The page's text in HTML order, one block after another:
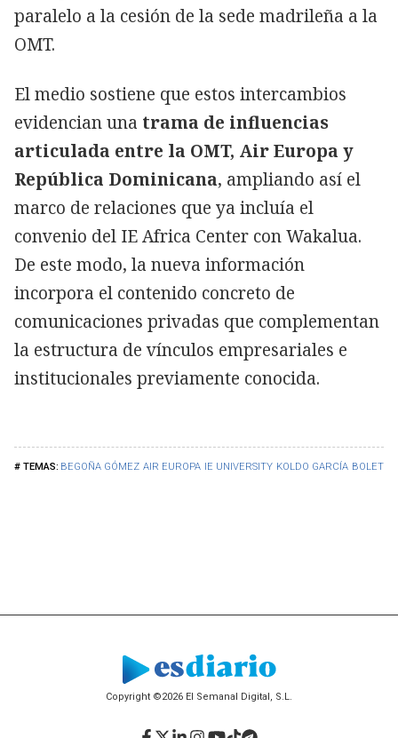
BEGOÑA GÓMEZ AIR EUROPA IE UNIVERSITY KOLDO GARCÍA BOLETÍN
paralelo a la cesión de la sede madrileña a la
OMT.
El medio sostiene que estos intercambios
evidencian una trama de influencias
articulada entre la OMT, Air Europa y
República Dominicana, ampliando así el
marco de relaciones que ya incluía el
convenio del IE Africa Center con Wakalua.
De este modo, la nueva información
incorpora el contenido concreto de
comunicaciones privadas que complementan
la estructura de vínculos empresariales e
institucionales previamente conocida.
Copyright ©2026 El Semanal Digital, S.L.